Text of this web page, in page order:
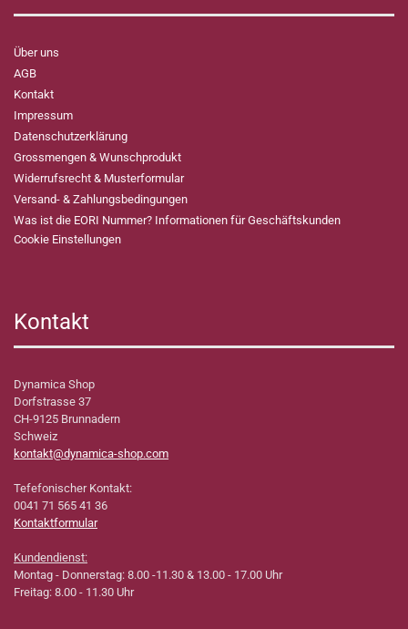
Über uns
AGB
Kontakt
Impressum
Datenschutzerklärung
Grossmengen & Wunschprodukt
Widerrufsrecht & Musterformular
Versand- & Zahlungsbedingungen
Was ist die EORI Nummer? Informationen für Geschäftskunden
Cookie Einstellungen
Kontakt
Dynamica Shop
Dorfstrasse 37
CH-9125 Brunnadern
Schweiz
kontakt@dynamica-shop.com
Tefefonischer Kontakt:
0041 71 565 41 36
Kontaktformular
Kundendienst:
Montag - Donnerstag: 8.00 -11.30 & 13.00 - 17.00 Uhr
Freitag: 8.00 - 11.30 Uhr